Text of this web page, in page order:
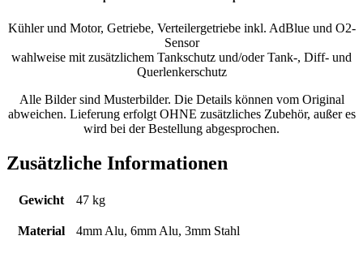
Kühler und Motor, Getriebe, Verteilergetriebe inkl. AdBlue und O2-
Sensor
wahlweise mit zusätzlichem Tankschutz und/oder Tank-, Diff- und
Querlenkerschutz
Alle Bilder sind Musterbilder. Die Details können vom Original
abweichen. Lieferung erfolgt OHNE zusätzliches Zubehör, außer es
wird bei der Bestellung abgesprochen.
Zusätzliche Informationen
Gewicht 47 kg
Material 4mm Alu, 6mm Alu, 3mm Stahl